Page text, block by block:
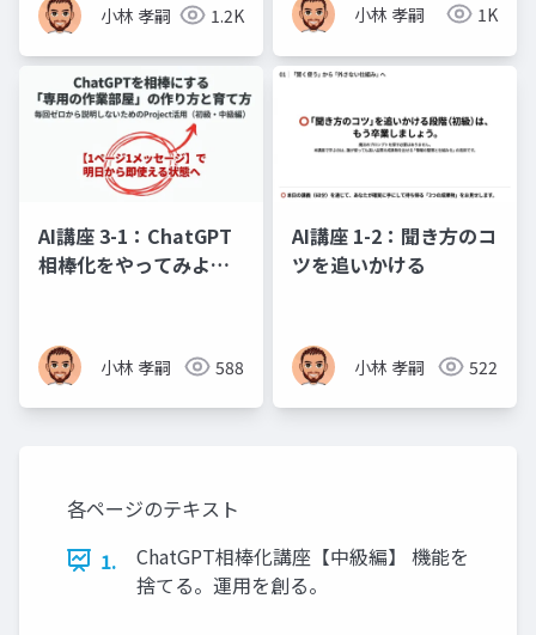
小林 孝嗣 1.2K 小林 孝嗣 1K
AI講座 3-1：ChatGPT
相棒化をやってみよ
小林 孝嗣 588
AI講座 1-2：聞き方のコ
ツを追いかける
小林 孝嗣 522
各ページのテキスト
1.
ChatGPT相棒化講座【中級編】 機能を
捨てる。運用を創る。